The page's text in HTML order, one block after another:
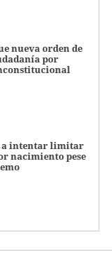
nueva orden de
por
a intentar limitar
nacimiento pese